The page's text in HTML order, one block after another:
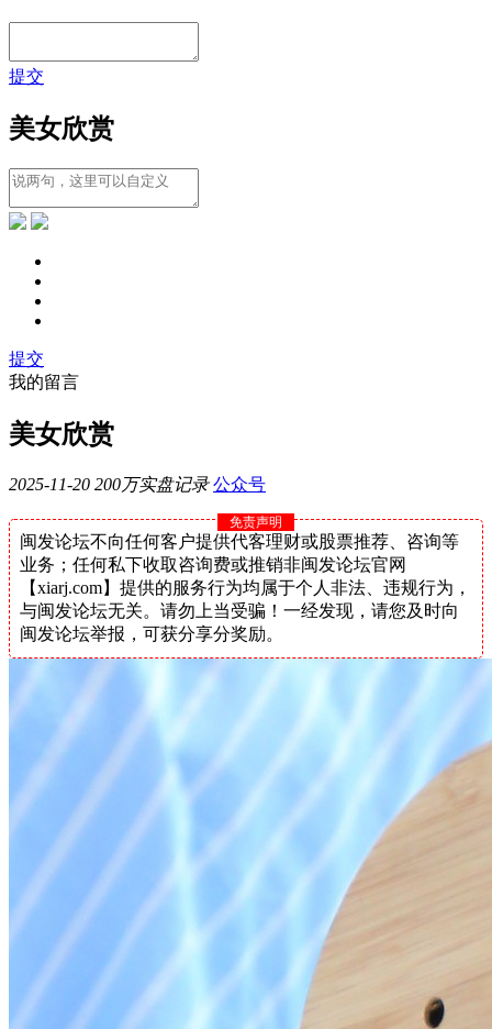
提交
美女欣赏
提交
我的留言
美女欣赏
2025-11-20 200万实盘记录 公众号
免责声明
闽发论坛不向任何客户提供代客理财或股票推荐、咨询等
业务；任何私下收取咨询费或推销非闽发论坛官网
【xiarj.com】提供的服务行为均属于个人非法、违规行为，
与闽发论坛无关。请勿上当受骗！一经发现，请您及时向
闽发论坛举报，可获分享分奖励。